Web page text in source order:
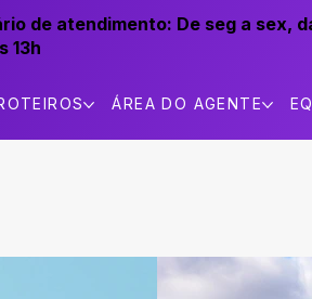
de atendimento: De seg a sex,
13h
ÁREA DO AGENTE